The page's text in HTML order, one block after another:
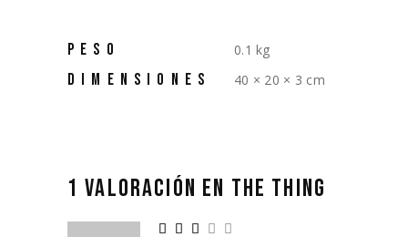
PESO 0.1 kg
DIMENSIONES 40 × 20 × 3 cm
1 VALORACIÓN EN THE THING